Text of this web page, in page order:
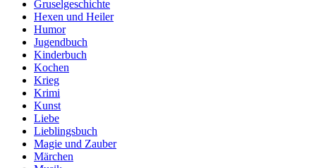
Gruselgeschichte
Hexen und Heiler
Humor
Jugendbuch
Kinderbuch
Kochen
Krieg
Krimi
Kunst
Liebe
Lieblingsbuch
Magie und Zauber
Märchen